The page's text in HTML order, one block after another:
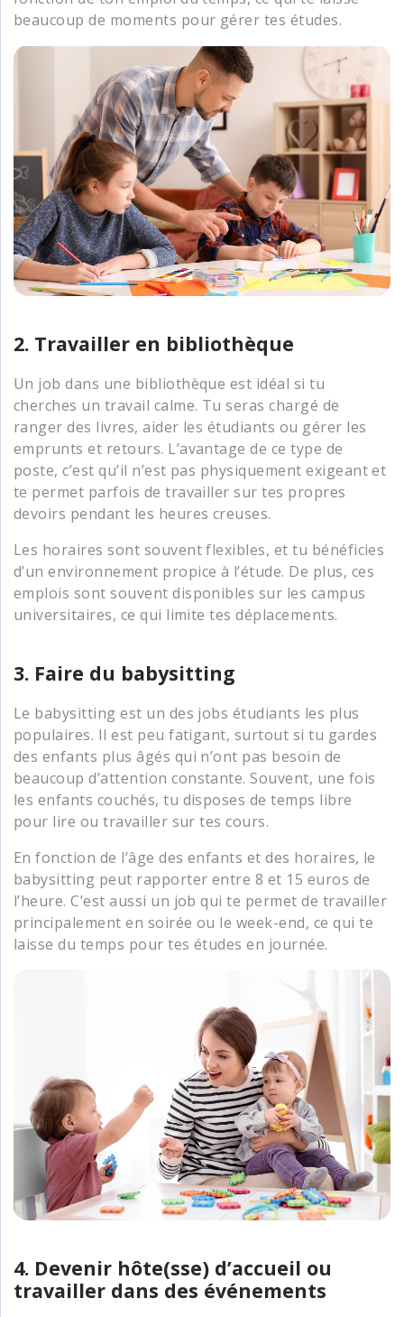
beaucoup de moments pour gérer tes études.
2. Travailler en bibliothèque
Un job dans une bibliothèque est idéal si tu
cherches un travail calme. Tu seras chargé de
ranger des livres, aider les étudiants ou gérer les
emprunts et retours. L’avantage de ce type de
poste, c’est qu’il n’est pas physiquement exigeant et
te permet parfois de travailler sur tes propres
devoirs pendant les heures creuses.
Les horaires sont souvent flexibles, et tu bénéficies
d’un environnement propice à l’étude. De plus, ces
emplois sont souvent disponibles sur les campus
universitaires, ce qui limite tes déplacements.
3. Faire du babysitting
Le babysitting est un des jobs étudiants les plus
populaires. Il est peu fatigant, surtout si tu gardes
des enfants plus âgés qui n’ont pas besoin de
beaucoup d’attention constante. Souvent, une fois
les enfants couchés, tu disposes de temps libre
pour lire ou travailler sur tes cours.
En fonction de l’âge des enfants et des horaires, le
babysitting peut rapporter entre 8 et 15 euros de
l’heure. C’est aussi un job qui te permet de travailler
principalement en soirée ou le week-end, ce qui te
laisse du temps pour tes études en journée.
4. Devenir hôte(sse) d’accueil ou
travailler dans des événements